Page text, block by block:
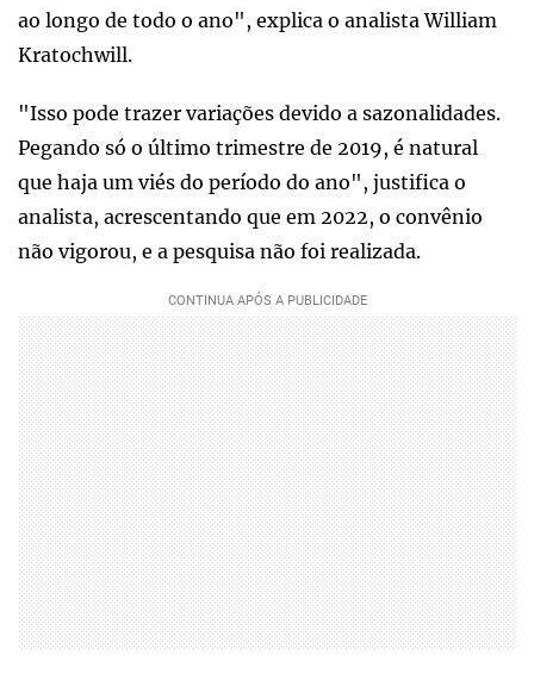
ao longo de todo o ano", explica o analista William
Kratochwill.
"Isso pode trazer variações devido a sazonalidades.
Pegando só o último trimestre de 2019, é natural
que haja um viés do período do ano", justifica o
analista, acrescentando que em 2022, o convênio
não vigorou, e a pesquisa não foi realizada.